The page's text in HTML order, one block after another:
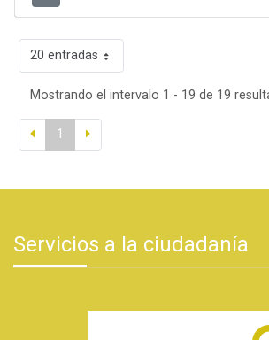
20 entradas
Mostrando el intervalo 1 - 19 de 19
1
Servicios a la ciudadanía